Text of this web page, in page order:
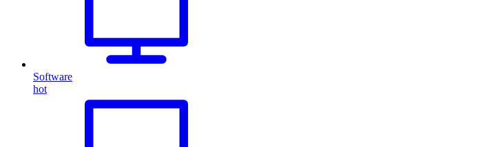
Software
hot